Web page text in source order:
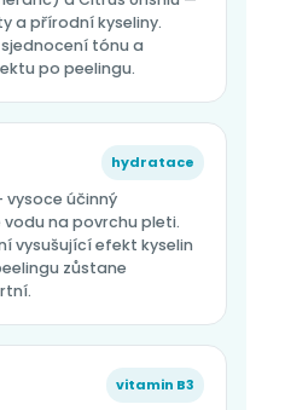
a přírodní kyseliny.
tónu a
po peelingu.
hydratace
účinný
na povrchu pleti.
vysušující efekt kyselin
zůstane
vitamin B3